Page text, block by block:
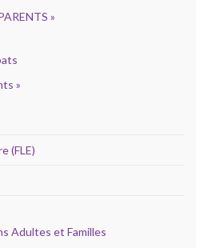
»
»
(FLE)
Adultes et Familles